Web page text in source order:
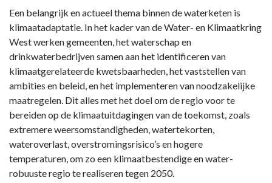
Een belangrijk en actueel thema binnen de waterketen is
klimaatadaptatie. In het kader van de Water- en Klimaatkring
West werken gemeenten, het waterschap en
drinkwaterbedrijven samen aan het identificeren van
klimaatgerelateerde kwetsbaarheden, het vaststellen van
ambities en beleid, en het implementeren van noodzakelijke
maatregelen. Dit alles met het doel om de regio voor te
bereiden op de klimaatuitdagingen van de toekomst, zoals
extremere weersomstandigheden, watertekorten,
wateroverlast, overstromingsrisico’s en hogere
temperaturen, om zo een klimaatbestendige en water-
robuuste regio te realiseren tegen 2050.